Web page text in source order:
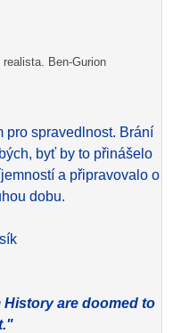
Ben-Gurion
pro spravedlnost. Brání
byť by to přinášelo
a připravovalo o
dobu.
are doomed to